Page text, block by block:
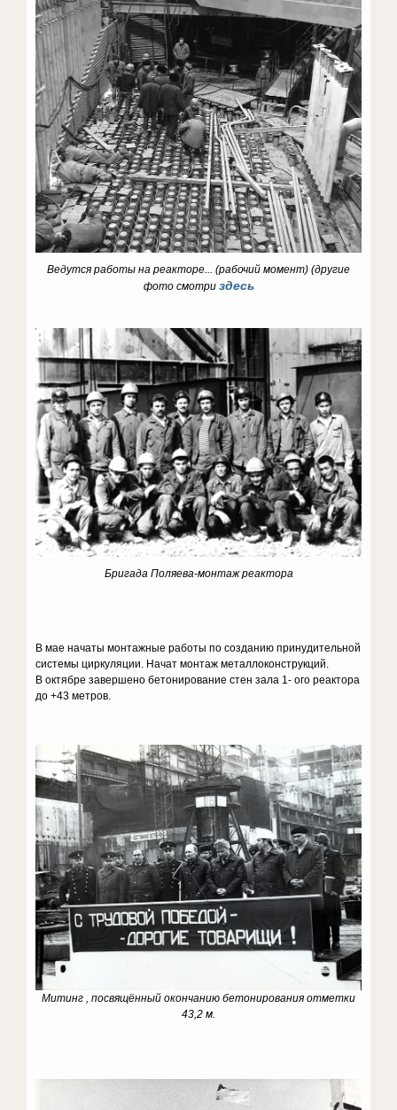
Ведутся работы на реакторе... (рабочий момент) (другие
фото смотри здесь
Бригада Поляева-монтаж реактора
В мае начаты монтажные работы по созданию принудительной
системы циркуляции. Начат монтаж металлоконструкций.
В октябре завершено бетонирование стен зала 1- ого реактора
до +43 метров.
Митинг , посвящённый окончанию бетонирования отметки
43,2 м.